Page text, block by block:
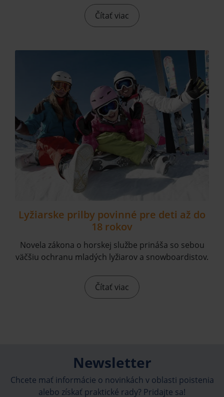
Čítať viac
Lyžiarske prilby povinné pre deti až do
18 rokov
Novela zákona o horskej službe prináša so sebou
väčšiu ochranu mladých lyžiarov a snowboardistov.
Čítať viac
Newsletter
Chcete mať informácie o novinkách v oblasti poistenia
alebo získať praktické rady? Pridajte sa!